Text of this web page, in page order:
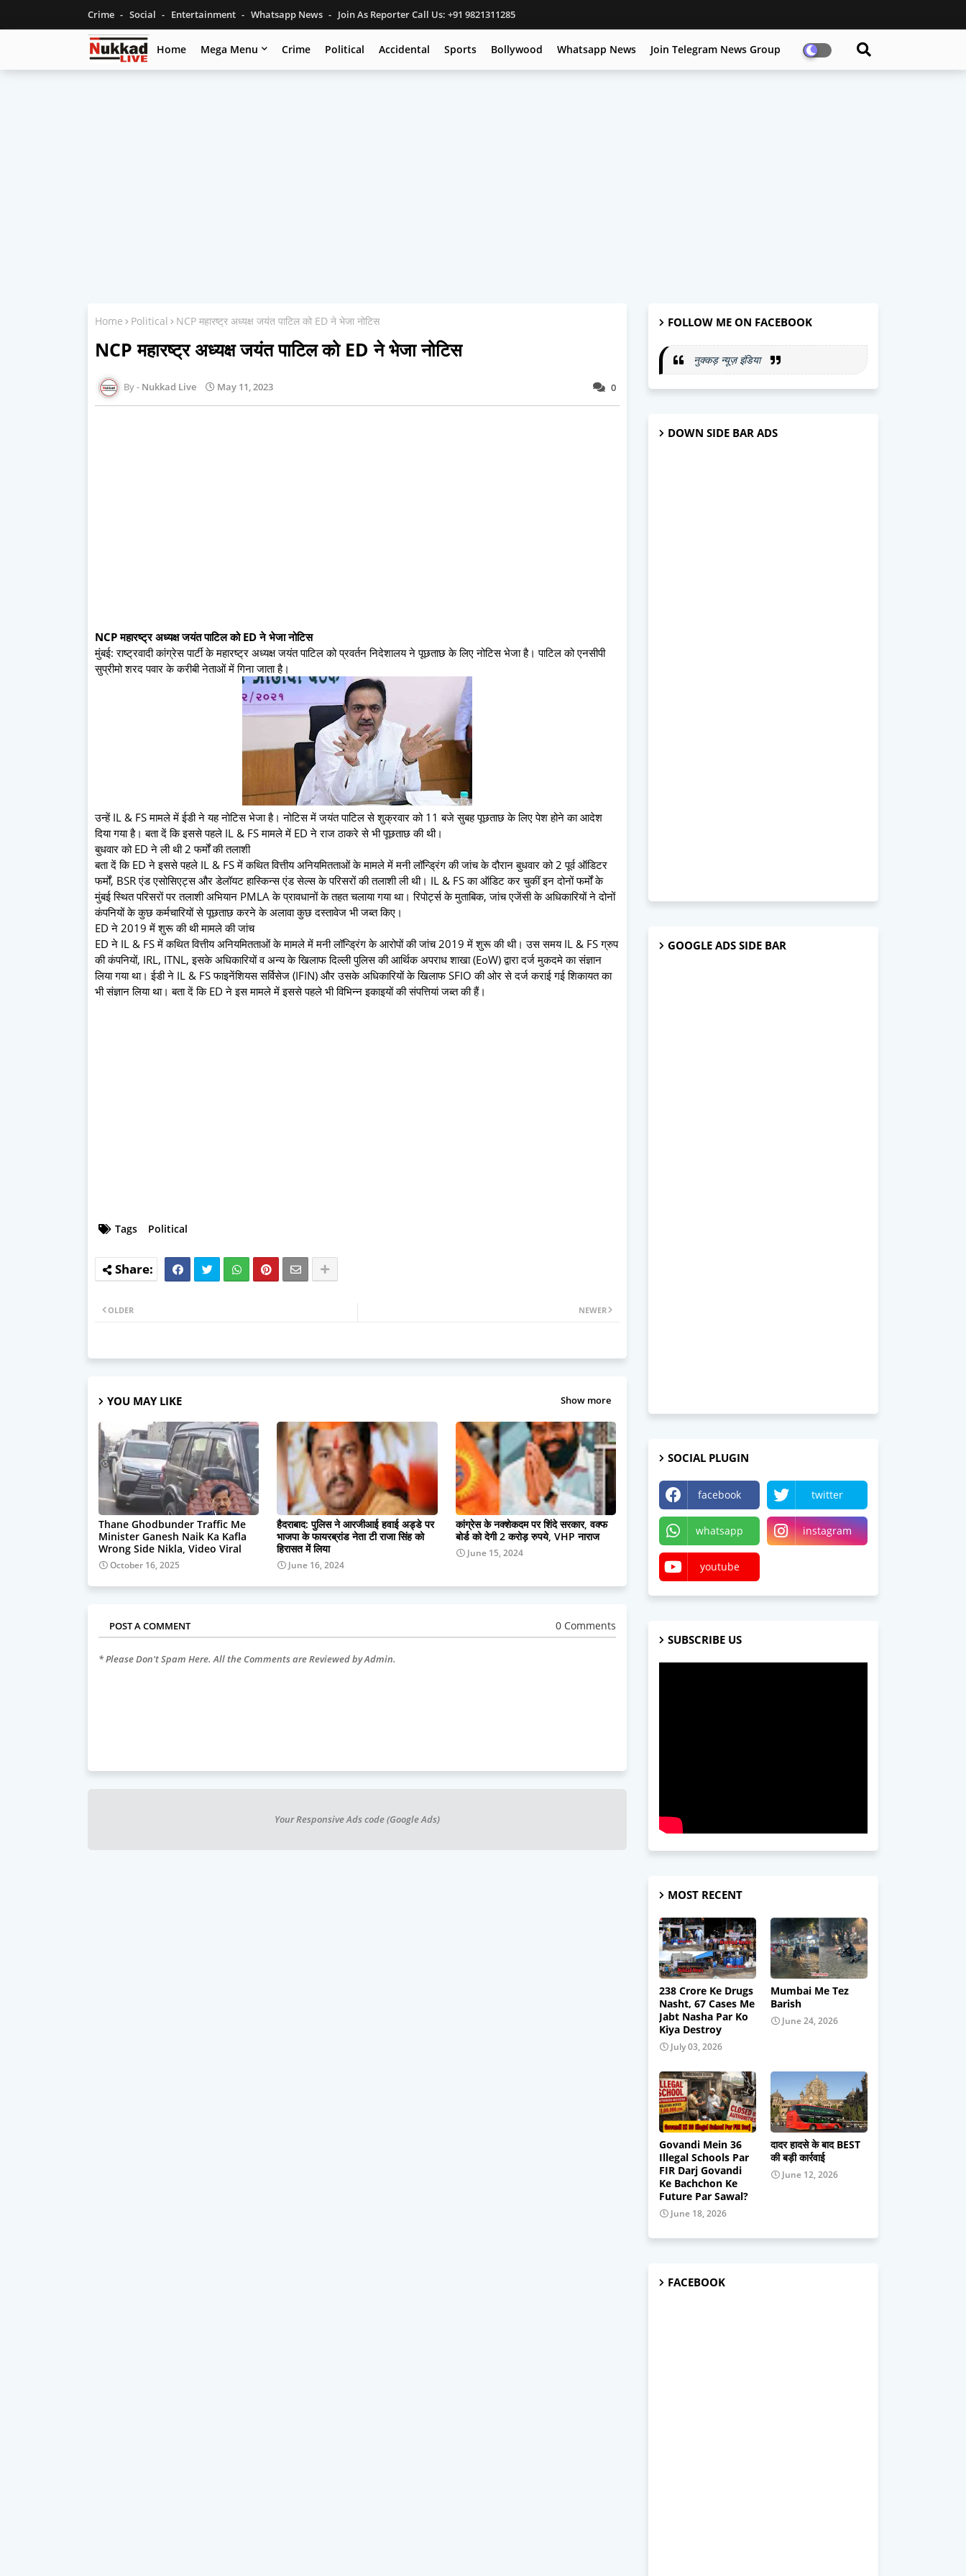
Crime Social Entertainment Whatsapp News Join As Reporter Call Us: +91 9821311285
Home Mega Menu Crime Political Accidental Sports Bollywood Whatsapp News Join Telegram News Group
Home Political NCP महारष्ट्र अध्यक्ष जयंत पाटिल को ED ने भेजा नोटिस
NCP महारष्ट्र अध्यक्ष जयंत पाटिल को ED ने भेजा नोटिस
0
Nukkad Live May 11, 2023
NCP महारष्ट्र अध्यक्ष जयंत पाटिल को ED ने भेजा नोटिस
मुंबई: राष्ट्रवादी कांग्रेस पार्टी के महारष्ट्र अध्यक्ष जयंत पाटिल को प्रवर्तन निदेशालय ने पूछताछ के लिए नोटिस भेजा है। पाटिल को एनसीपी
सुप्रीमो शरद पवार के करीबी नेताओं में गिना जाता है।
उन्हें IL & FS मामले में ईडी ने यह नोटिस भेजा है। नोटिस में जयंत पाटिल से शुक्रवार को 11 बजे सुबह पूछताछ के लिए पेश होने का आदेश
दिया गया है। बता दें कि इससे पहले IL & FS मामले में ED ने राज ठाकरे से भी पूछताछ की थी।
बुधवार को ED ने ली थी 2 फर्मों की तलाशी
बता दें कि ED ने इससे पहले IL & FS में कथित वित्तीय अनियमितताओं के मामले में मनी लॉन्ड्रिंग की जांच के दौरान बुधवार को 2 पूर्व ऑडिटर
फर्मों, BSR एंड एसोसिएट्स और डेलॉयट हास्किन्स एंड सेल्स के परिसरों की तलाशी ली थी। IL & FS का ऑडिट कर चुकीं इन दोनों फर्मों के
मुंबई स्थित परिसरों पर तलाशी अभियान PMLA के प्रावधानों के तहत चलाया गया था। रिपोर्ट्स के मुताबिक, जांच एजेंसी के अधिकारियों ने दोनों
कंपनियों के कुछ कर्मचारियों से पूछताछ करने के अलावा कुछ दस्तावेज भी जब्त किए।
ED ने 2019 में शुरू की थी मामले की जांच
ED ने IL & FS में कथित वित्तीय अनियमितताओं के मामले में मनी लॉन्ड्रिंग के आरोपों की जांच 2019 में शुरू की थी। उस समय IL & FS ग्रुप
की कंपनियों, IRL, ITNL, इसके अधिकारियों व अन्य के खिलाफ दिल्ली पुलिस की आर्थिक अपराध शाखा (EoW) द्वारा दर्ज मुकदमे का संज्ञान
लिया गया था। ईडी ने IL & FS फाइनेंशियस सर्विसेज (IFIN) और उसके अधिकारियों के खिलाफ SFIO की ओर से दर्ज कराई गई शिकायत का
भी संज्ञान लिया था। बता दें कि ED ने इस मामले में इससे पहले भी विभिन्न इकाइयों की संपत्तियां जब्त की हैं।
Tags Political
NEWER
OLDER
YOU MAY LIKE Show more
Thane Ghodbunder Traffic Me
Minister Ganesh Naik Ka Kafla
Wrong Side Nikla, Video Viral
October 16, 2025
हैदराबाद: पुलिस ने आरजीआई हवाई अड्डे पर
भाजपा के फायरब्रांड नेता टी राजा सिंह को
हिरासत में लिया
June 16, 2024
कांग्रेस के नक्शेकदम पर शिंदे सरकार, वक्फ
बोर्ड को देगी 2 करोड़ रुपये, VHP नाराज
June 15, 2024
POST A COMMENT 0 Comments
* Please Don't Spam Here. All the Comments are Reviewed by Admin.
Your Responsive Ads code (Google Ads)
FOLLOW ME ON FACEBOOK
नुक्कड़ न्यूज़ इंडिया
DOWN SIDE BAR ADS
GOOGLE ADS SIDE BAR
SOCIAL PLUGIN
facebook twitter
whatsapp instagram
youtube
SUBSCRIBE US
MOST RECENT
238 Crore Ke Drugs
Nasht, 67 Cases Me
Jabt Nasha Par Ko
Kiya Destroy
July 03, 2026
Mumbai Me Tez
Barish
June 24, 2026
Govandi Mein 36
Illegal Schools Par
FIR Darj Govandi
Ke Bachchon Ke
Future Par Sawal?
June 18, 2026
दादर हादसे के बाद BEST
की बड़ी कार्रवाई
June 12, 2026
FACEBOOK